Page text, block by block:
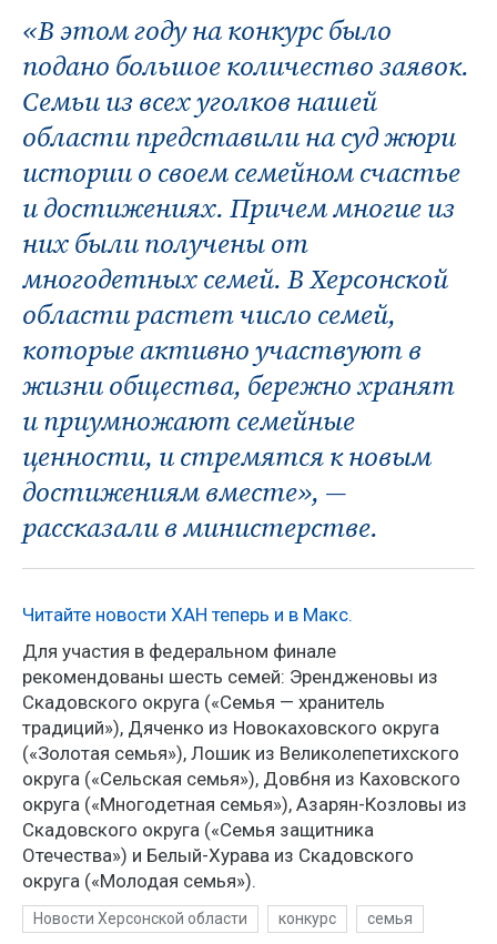
«В этом году на конкурс было
подано большое количество заявок.
Семьи из всех уголков нашей
области представили на суд жюри
истории о своем семейном счастье
и достижениях. Причем многие из
них были получены от
многодетных семей. В Херсонской
области растет число семей,
которые активно участвуют в
жизни общества, бережно хранят
и приумножают семейные
ценности, и стремятся к новым
достижениям вместе», —
рассказали в министерстве.
Читайте новости ХАН теперь и в Макс.
Для участия в федеральном финале
рекомендованы шесть семей: Эрендженовы из
Скадовского округа («Семья — хранитель
традиций»), Дяченко из Новокаховского округа
(«Золотая семья»), Лошик из Великолепетихского
округа («Сельская семья»), Довбня из Каховского
округа («Многодетная семья»), Азарян-Козловы из
Скадовского округа («Семья защитника
Отечества») и Белый-Хурава из Скадовского
округа («Молодая семья»).
Новости Херсонской области конкурс семья